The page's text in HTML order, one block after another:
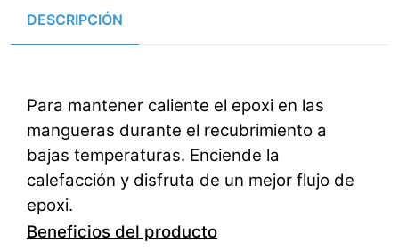
DESCRIPCIÓN
Para mantener caliente el epoxi en las
mangueras durante el recubrimiento a
bajas temperaturas. Enciende la
calefacción y disfruta de un mejor flujo de
epoxi.
Beneficios del producto